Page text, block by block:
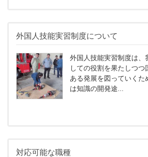
外国人技能実習制度について
外国人技能実習制度は、
しての役割を果たしつつ
ある発展を図っていくた
は知識の開発途...
対応可能な職種